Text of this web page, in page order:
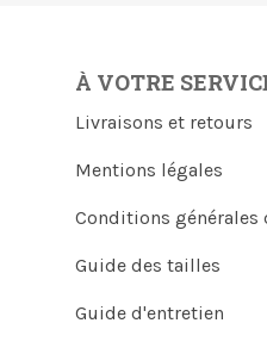
À VOTRE
Livraisons et retours
Mentions légales
Conditions générales
Guide des tailles
Guide d'entretien